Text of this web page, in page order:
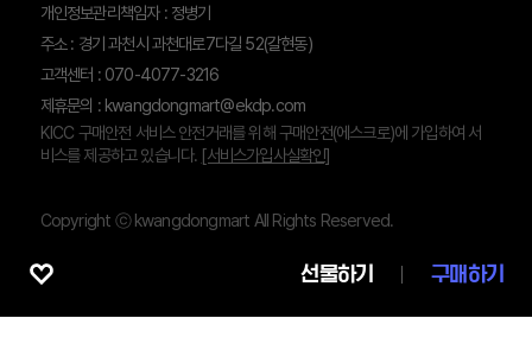
선물하기 구매하기
개인정보관리책임자 : 정병기
주소 : 경기 과천시 과천대로7다길 52(갈현동)
고객센터 : 070-4077-3216
제휴문의 : kwangdongmart@ekdp.com
KICC 구매안전 서비스 안전거래를 위해 구매안전(에스크로)에 가입하여 서
비스를 제공하고 있습니다. [서비스가입사실확인]
Copyright ⓒ kwangdongmart All Rights Reserved.